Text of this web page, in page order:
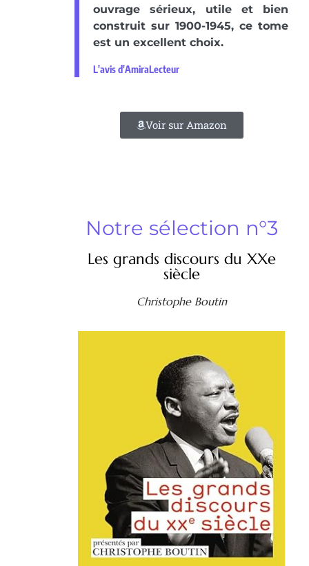
ouvrage sérieux, utile et bien
construit sur 1900-1945, ce tome
est un excellent choix.
L'avis d'AmiraLecteur
Voir sur Amazon
Notre sélection n°3
Les grands discours du XXe
siècle
Christophe Boutin